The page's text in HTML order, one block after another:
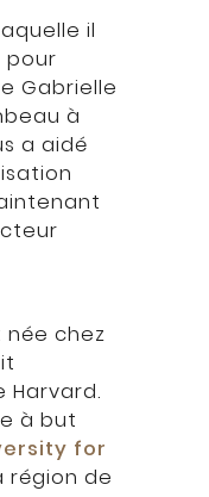
il
pour
Gabrielle
à
a aidé
née chez
Harvard.
à but
for
région de